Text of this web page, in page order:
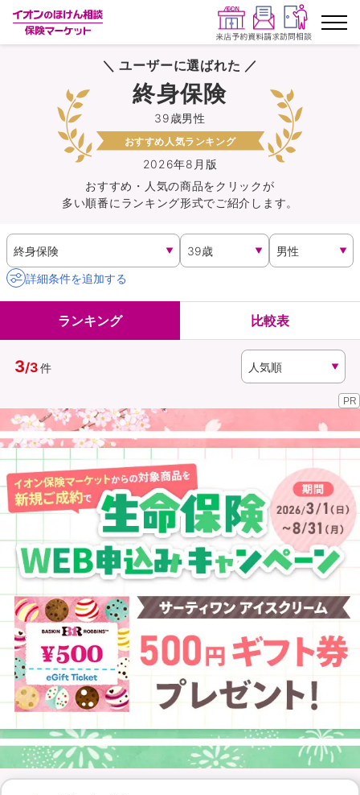
ランキングから探す
保険を比較する
保険会社から探す
イオンカード会員さま専用保険
キャンペーン一覧
イオングループ従業員さま向け
資料請求
（無料）
訪問相談
イオンカード会員さま専用保険
＼ ユーザーに選ばれた ／
2026年8月版
39歳男性
終身保険
おすすめ人気ランキング
おすすめ・人気の商品をクリックが
多い順番にランキング形式でご紹介します。
詳細条件を追加する
ランキング 比較表
3/3件
PR